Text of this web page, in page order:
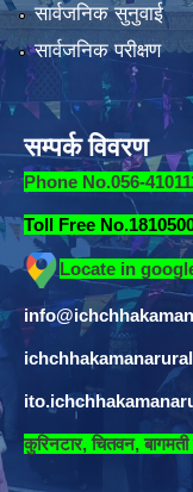
सार्वजनिक सुनुवाई
सार्वजनिक परीक्षण
सम्पर्क विवरण
Phone No.056-
Toll Free
Locate in
कुरिनटार, चितवन,